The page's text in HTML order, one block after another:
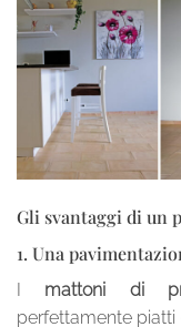
Gli svantaggi di un
1. Una
I mattoni di
perfettamente piatti